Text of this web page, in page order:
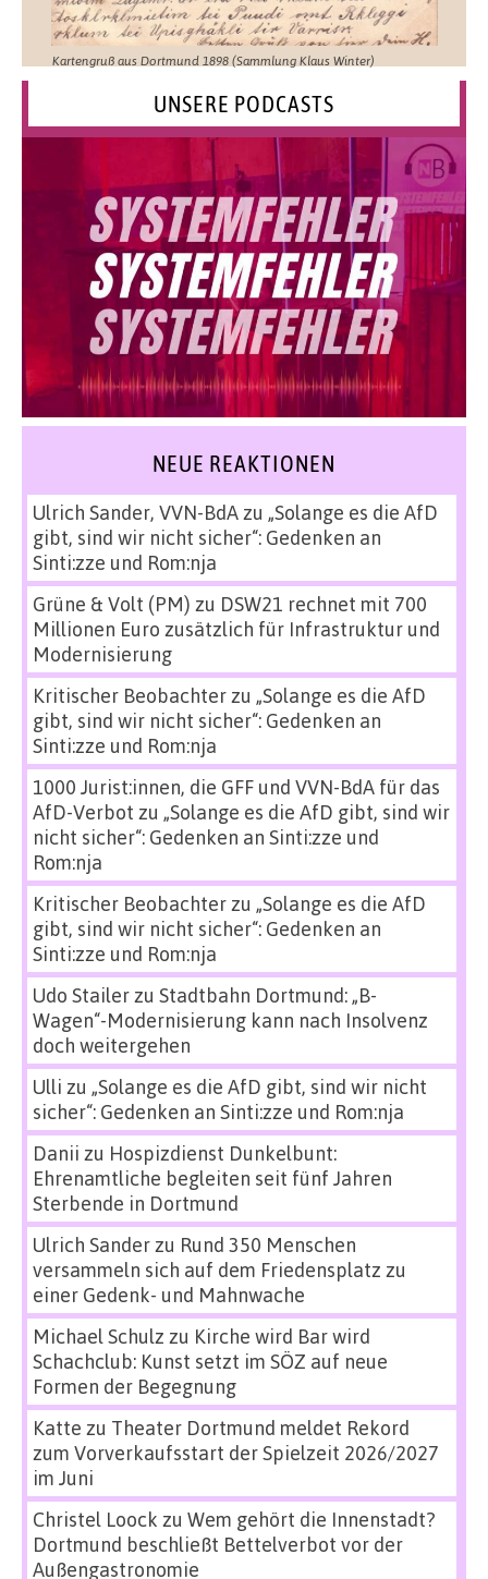
Kartengruß aus Dortmund 1898 (Sammlung Klaus Winter)
UNSERE PODCASTS
NEUE REAKTIONEN
Ulrich Sander, VVN-BdAzu „Solange es die AfD
gibt, sind wir nicht sicher“: Gedenken an
Sinti:zze und Rom:nja
Grüne & Volt (PM) zu DSW21 rechnet mit 700
Millionen Euro zusätzlich für Infrastruktur und
Modernisierung
Kritischer Beobachterzu „Solange es die AfD
gibt, sind wir nicht sicher“: Gedenken an
Sinti:zze und Rom:nja
1000 Jurist:innen, die GFF und VVN-BdA für das
AfD-Verbot zu „Solange es die AfD gibt, sind wir
nicht sicher“: Gedenken an Sinti:zze und
Rom:nja
Kritischer Beobachterzu „Solange es die AfD
gibt, sind wir nicht sicher“: Gedenken an
Sinti:zze und Rom:nja
Udo Stailerzu Stadtbahn Dortmund: „B-
Wagen“-Modernisierung kann nach Insolvenz
doch weitergehen
Ulli zu „Solange es die AfD gibt, sind wir nicht
sicher“: Gedenken an Sinti:zze und Rom:nja
Danii zu Hospizdienst Dunkelbunt:
Ehrenamtliche begleiten seit fünf Jahren
Sterbende in Dortmund
Ulrich Sanderzu Rund 350 Menschen
versammeln sich auf dem Friedensplatz zu
einer Gedenk- und Mahnwache
Michael Schulz zu Kirche wird Bar wird
Schachclub: Kunst setzt im SÖZ auf neue
Formen der Begegnung
Katte zu Theater Dortmund meldet Rekord
zum Vorverkaufsstart der Spielzeit 2026/2027
im Juni
Christel Loock zu Wem gehört die Innenstadt?
Dortmund beschließt Bettelverbot vor der
Außengastronomie